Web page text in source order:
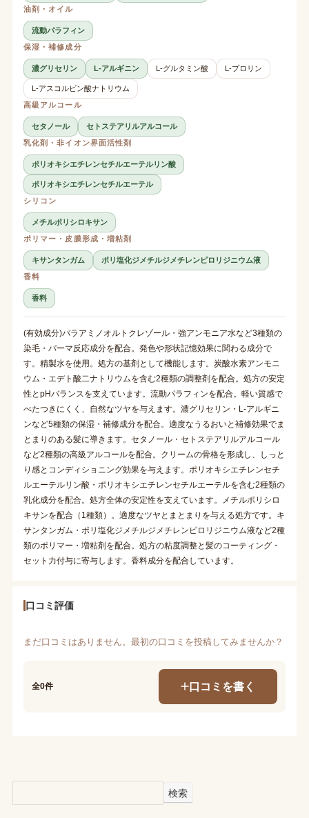
油剤・オイル
流動パラフィン
保湿・補修成分
濃グリセリン L-アルギニン L-グルタミン酸 L-プロリン
L-アスコルビン酸ナトリウム
高級アルコール
セタノール
セトステアリルアルコール
乳化剤・非イオン界面活性剤
ポリオキシエチレンセチルエーテルリン酸
ポリオキシエチレンセチルエーテル
シリコン
メチルポリシロキサン
ポリマー・皮膜形成・増粘剤
キサンタンガム
ポリ塩化ジメチルジメチレンピロリジニウム液
香料
香料
(有効成分)パラアミノオルトクレゾール・強アンモニア水など3種類の
染毛・パーマ反応成分を配合。発色や形状記憶効果に関わる成分で
す。精製水を使用。処方の基剤として機能します。炭酸水素アンモニ
ウム・エデト酸二ナトリウムを含む2種類の調整剤を配合。処方の安定
性とpHバランスを支えています。流動パラフィンを配合。軽い質感で
べたつきにくく、自然なツヤを与えます。濃グリセリン・L-アルギニ
ンなど5種類の保湿・補修成分を配合。適度なうるおいと補修効果でま
とまりのある髪に導きます。セタノール・セトステアリルアルコール
など2種類の高級アルコールを配合。クリームの骨格を形成し、しっと
り感とコンディショニング効果を与えます。ポリオキシエチレンセチ
ルエーテルリン酸・ポリオキシエチレンセチルエーテルを含む2種類の
乳化成分を配合。処方全体の安定性を支えています。メチルポリシロ
キサンを配合（1種類）。適度なツヤとまとまりを与える処方です。キ
サンタンガム・ポリ塩化ジメチルジメチレンピロリジニウム液など2種
類のポリマー・増粘剤を配合。処方の粘度調整と髪のコーティング・
セット力付与に寄与します。香料成分を配合しています。
口コミ評価
まだ口コミはありません。最初の口コミを投稿してみませんか？
全0件 口コミを書く
検索